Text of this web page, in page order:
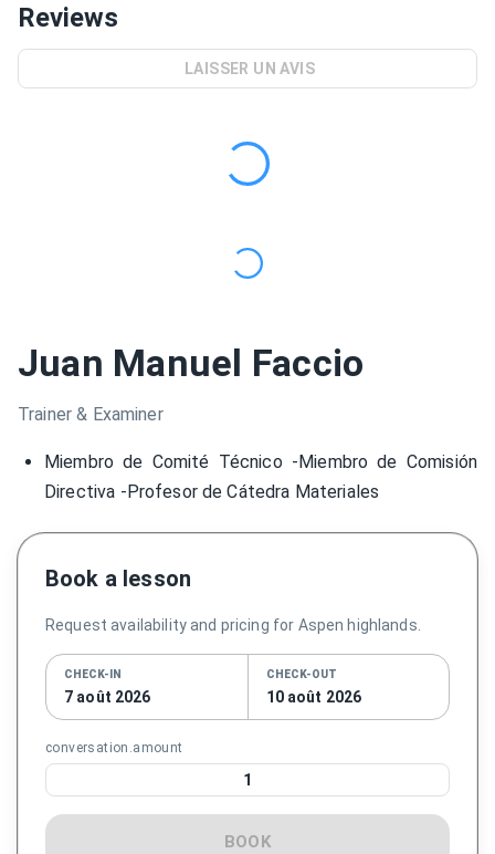
Reviews
LAISSER UN AVIS
Juan Manuel Faccio
Trainer & Examiner
Miembro de Comité Técnico -Miembro de Comisión
Directiva -Profesor de Cátedra Materiales
Book a lesson
Request availability and pricing for Aspen highlands.
CHECK-IN
7 août 2026
CHECK-OUT
10 août 2026
conversation.amount
1
BOOK